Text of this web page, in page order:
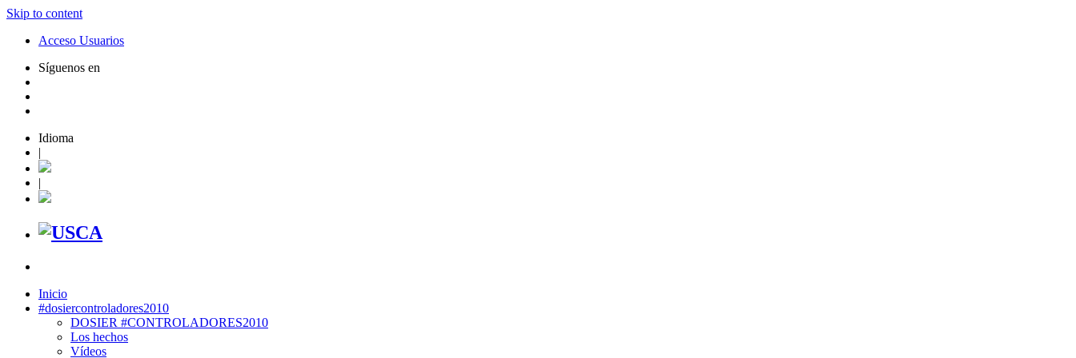
Skip to content
Acceso Usuarios
Síguenos en
Idioma
|
|
Inicio
#dosiercontroladores2010
DOSIER #CONTROLADORES2010
Los hechos
Vídeos